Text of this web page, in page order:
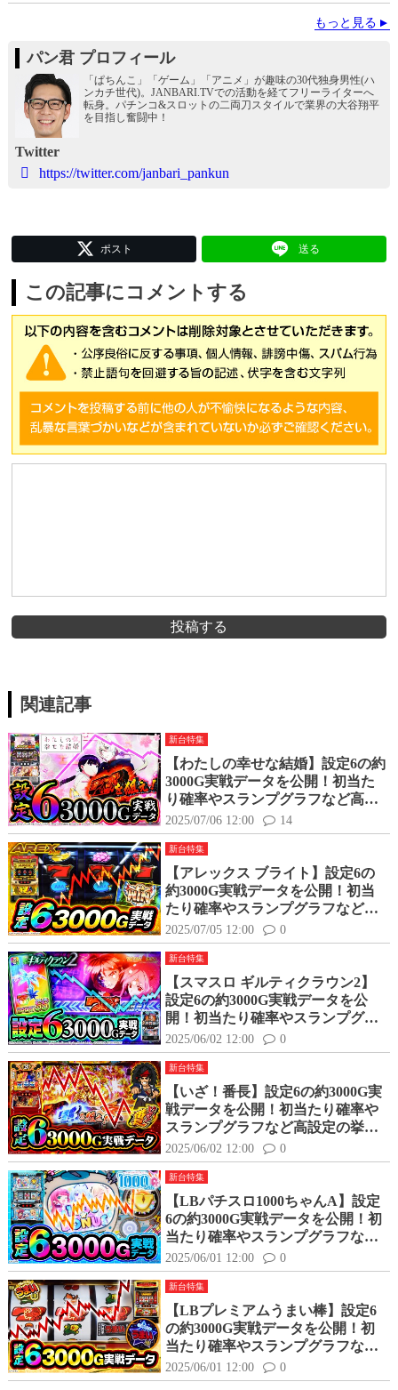
もっと見る
パン君 プロフィール
「ぱちんこ」「ゲーム」「アニメ」が趣味の30代独身男性(ハ
ンカチ世代)。JANBARI.TVでの活動を経てフリーライターへ
転身。パチンコ&スロットの二両刀スタイルで業界の大谷翔平
を目指し奮闘中！
Twitter
https://twitter.com/janbari_pankun
ポスト 送る
この記事にコメントする
投稿する
関連記事
新台特集
【わたしの幸せな結婚】設定6の約
3000G実戦データを公開！初当た
り確率やスランプグラフなど高設
定の挙動はどんな感じ？
2025/07/06 12:00 14
新台特集
【アレックス ブライト】設定6の
約3000G実戦データを公開！初当
たり確率やスランプグラフなど高
設定の挙動はどんな感じ？
2025/07/05 12:00 0
新台特集
【スマスロ ギルティクラウン2】
設定6の約3000G実戦データを公
開！初当たり確率やスランプグラ
フなど高設定の挙動はどんな感
じ？
2025/06/02 12:00 0
新台特集
【いざ！番長】設定6の約3000G実
戦データを公開！初当たり確率や
スランプグラフなど高設定の挙動
はどんな感じ？
2025/06/02 12:00 0
新台特集
【LBパチスロ1000ちゃんA】設定
6の約3000G実戦データを公開！初
当たり確率やスランプグラフなど
高設定の挙動はどんな感じ？
2025/06/01 12:00 0
新台特集
【LBプレミアムうまい棒】設定6
の約3000G実戦データを公開！初
当たり確率やスランプグラフなど
高設定の挙動はどんな感じ？
2025/06/01 12:00 0